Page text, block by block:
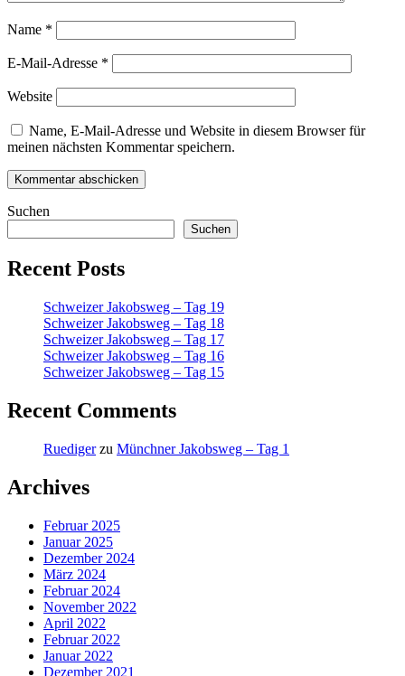
Name *
E-Mail-Adresse *
Website
Name, E-Mail-Adresse und Website in diesem Browser für
meinen nächsten Kommentar speichern.
Suchen
Suchen
Recent Posts
Schweizer Jakobsweg – Tag 19
Schweizer Jakobsweg – Tag 18
Schweizer Jakobsweg – Tag 17
Schweizer Jakobsweg – Tag 16
Schweizer Jakobsweg – Tag 15
Recent Comments
Ruedigerzu Münchner Jakobsweg – Tag 1
Archives
Februar 2025
Januar 2025
Dezember 2024
März 2024
Februar 2024
November 2022
April 2022
Februar 2022
Januar 2022
Dezember 2021